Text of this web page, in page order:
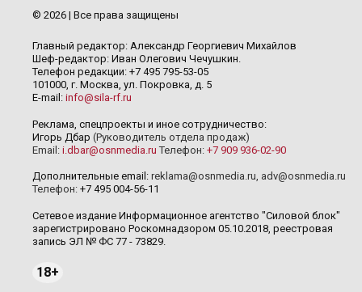
© 2026 | Все права защищены
Главный редактор: Александр Георгиевич Михайлов
Шеф-редактор: Иван Олегович Чечушкин.
Телефон редакции: +7 495 795-53-05
101000, г. Москва, ул. Покровка, д. 5
E-mail: info@sila-rf.ru
Реклама, спецпроекты и иное сотрудничество:
Игорь Дбар (Руководитель отдела продаж)
Email: i.dbar@osnmedia.ru Телефон: +7 909 936-02-90
Дополнительные email: reklama@osnmedia.ru, adv@osnmedia.ru
Телефон: +7 495 004-56-11
Сетевое издание Информационное агентство "Силовой блок"
зарегистрировано Роскомнадзором 05.10.2018, реестровая
запись ЭЛ № ФС 77 - 73829.
18+